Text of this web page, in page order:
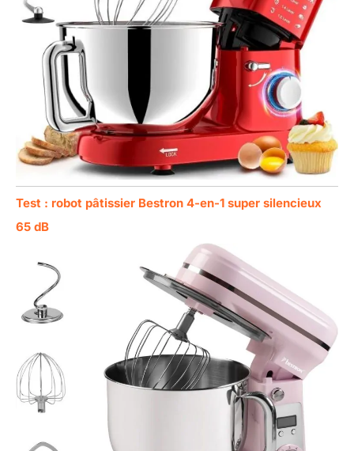
Test : robot pâtissier Bestron 4-en-1 super silencieux
65 dB